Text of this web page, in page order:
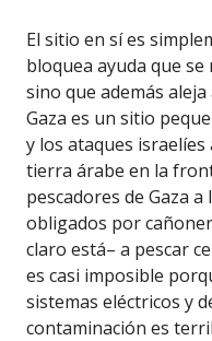
El sitio en sí es
bloquea ayuda que
sino que además
Gaza es un sitio
y los ataques
tierra árabe en la
pescadores de Gaza
obligados por
claro está– a pescar
es casi imposible
sistemas eléctricos y
contaminación es